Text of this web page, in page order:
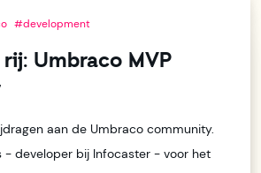
#development
Umbraco MVP
aan de Umbraco community.
- developer bij Infocaster - voor het